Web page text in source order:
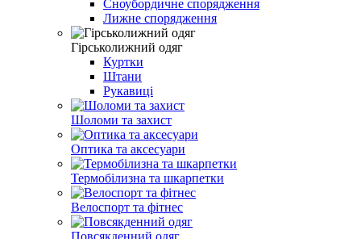
Сноубордичне спорядження
Лижне спорядження
Гірськолижний одяг
Куртки
Штани
Рукавиці
Шоломи та захист
Оптика та аксесуари
Термобілизна та шкарпетки
Велоспорт та фітнес
Повсякденний одяг